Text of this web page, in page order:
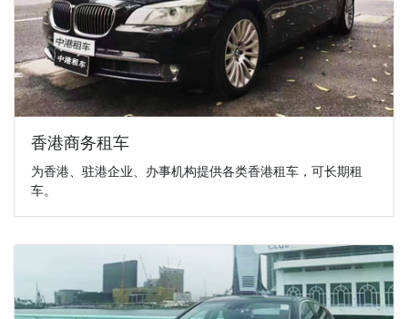
香港商务租车
为香港、驻港企业、办事机构提供各类香港租车，可长期租
车。